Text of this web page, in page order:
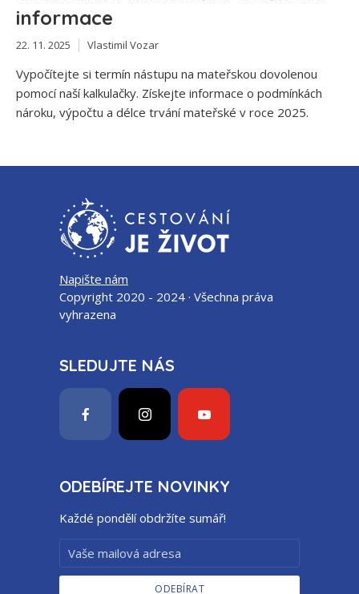
informace
22. 11. 2025 Vlastimil Vozar
Vypočítejte si termín nástupu na mateřskou dovolenou
pomocí naší kalkulačky. Získejte informace o podmínkách
nároku, výpočtu a délce trvání mateřské v roce 2025.
Napište nám
Copyright 2020 - 2024 · Všechna práva
vyhrazena
SLEDUJTE NÁS
ODEBÍREJTE NOVINKY
Každé pondělí obdržíte sumář!